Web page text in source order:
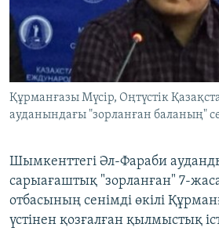
ЖАЗЫЛЫҢЫЗ
Басқа тілдерде
Құрманғазы Мүсір, Оңтүстік
ауданындағы "зорланған баланың"
Шымкенттегі Әл-Фараби
сарыағаштық "зорланған" 7-
отбасының сенімді өкілі
үстінен қозғалған қылмыстық